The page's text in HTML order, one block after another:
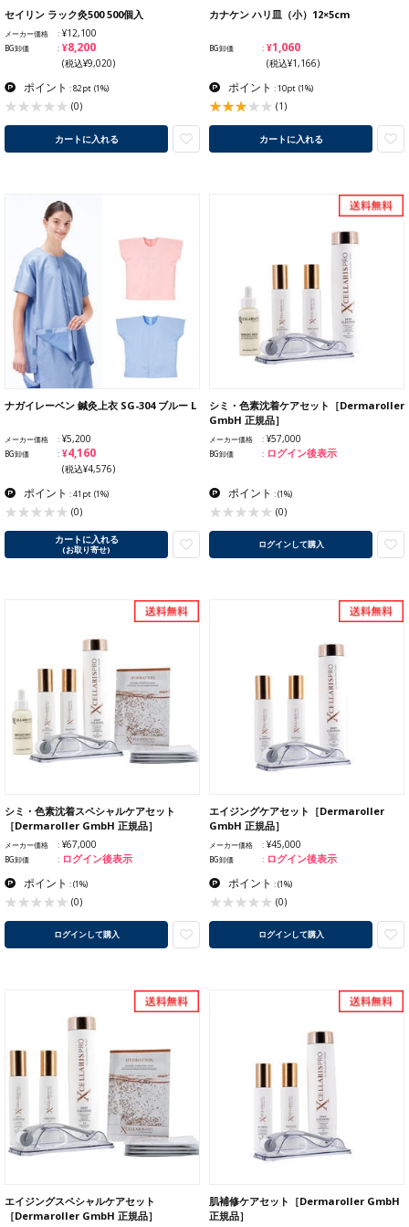
セイリン ラック灸500 500個入
メーカー価格 ¥12,100
BG卸価 ¥8,200
(税込¥9,020)
ポイント : 82pt (1%)
(0)
カートに入れる
カナケン ハリ皿（小）12×5cm
BG卸価 ¥1,060
(税込¥1,166)
ポイント : 10pt (1%)
(1)
カートに入れる
ナガイレーベン 鍼灸上衣 SG-304 ブルー L
メーカー価格 ¥5,200
BG卸価 ¥4,160
(税込¥4,576)
ポイント : 41pt (1%)
(0)
カートに入れる
(お取り寄せ)
シミ・色素沈着ケアセット［Dermaroller
GmbH 正規品］
メーカー価格 ¥57,000
BG卸価 ログイン後表示
ポイント :(1%)
(0)
ログインして購入
シミ・色素沈着スペシャルケアセット
［Dermaroller GmbH 正規品］
メーカー価格 ¥67,000
BG卸価 ログイン後表示
ポイント :(1%)
(0)
ログインして購入
エイジングケアセット［Dermaroller
GmbH 正規品］
メーカー価格 ¥45,000
BG卸価 ログイン後表示
ポイント :(1%)
(0)
ログインして購入
エイジングスペシャルケアセット
［Dermaroller GmbH 正規品］
肌補修ケアセット［Dermaroller GmbH
正規品］